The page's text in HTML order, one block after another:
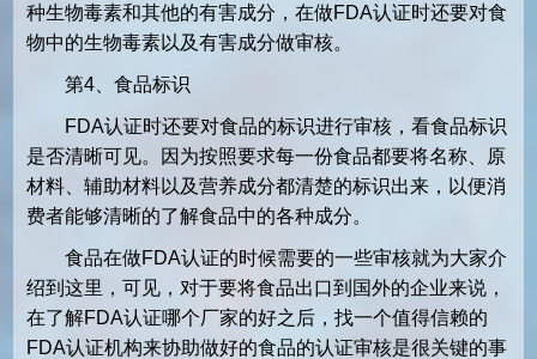
种生物毒素和其他的有害成分，在做FDA认证时还要对食
物中的生物毒素以及有害成分做审核。
第4、食品标识
FDA认证时还要对食品的标识进行审核，看食品标识
是否清晰可见。因为按照要求每一份食品都要将名称、原
材料、辅助材料以及营养成分都清楚的标识出来，以便消
费者能够清晰的了解食品中的各种成分。
食品在做FDA认证的时候需要的一些审核就为大家介
绍到这里，可见，对于要将食品出口到国外的企业来说，
在了解FDA认证哪个厂家的好之后，找一个值得信赖的
FDA认证机构来协助做好的食品的认证审核是很关键的事